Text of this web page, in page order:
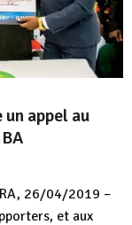
appel au
26/04/2019 –
et aux